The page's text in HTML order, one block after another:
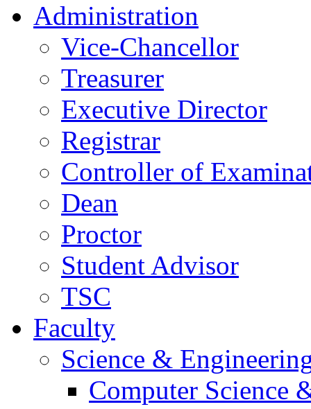
Administration
Vice-Chancellor
Treasurer
Executive Director
Registrar
Controller of
Dean
Proctor
Student Advisor
TSC
Faculty
Science &
Computer Science